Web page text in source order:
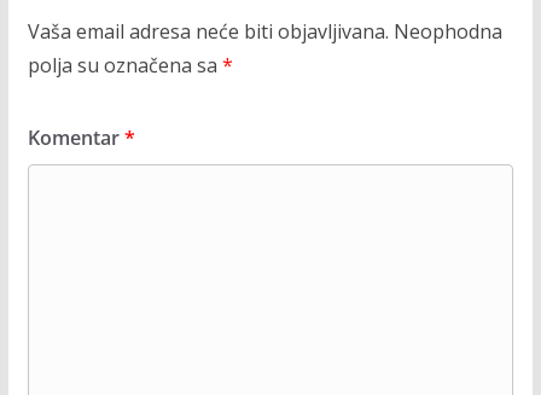
Vaša email adresa neće biti objavljivana. Neophodna
polja su označena sa *
Komentar*